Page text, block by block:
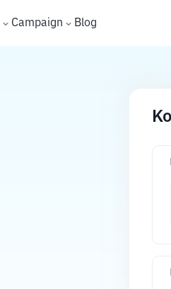
Campaign Blog